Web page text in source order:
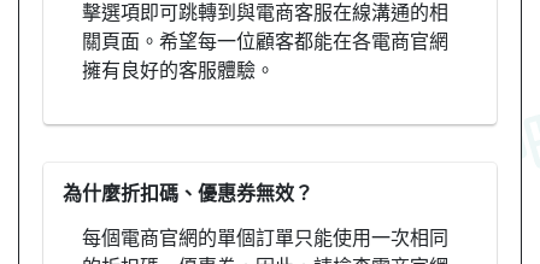
擊選項即可跳轉到與電商客服在線溝通的相
關頁面。希望每一位顧客都能在各電商官網
擁有良好的客服體驗。
為什麼折扣碼、優惠券無效？
每個電商官網的單個訂單只能使用一次相同